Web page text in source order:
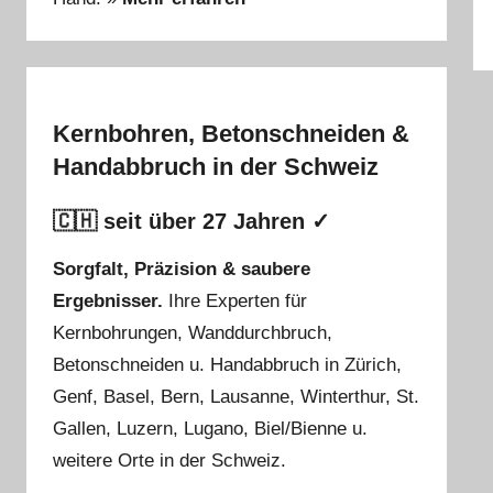
Kernbohren, Betonschneiden &
Handabbruch in der Schweiz
🇨🇭 seit über 27 Jahren ✓
Sorgfalt, Präzision & saubere
Ergebnisser. Ihre Experten für
Kernbohrungen, Wanddurchbruch,
Betonschneiden u. Handabbruch in Zürich,
Genf, Basel, Bern, Lausanne, Winterthur, St.
Gallen, Luzern, Lugano, Biel/Bienne u.
weitere Orte in der Schweiz.